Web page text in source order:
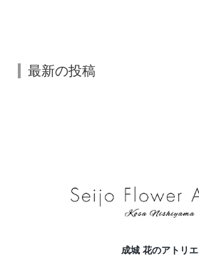
最新の投稿
成城 花のアトリエ